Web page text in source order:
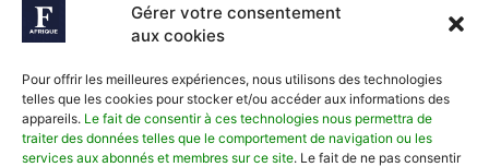
Gérer votre consentement
aux cookies
Pour offrir les meilleures expériences, nous utilisons des technologies
telles que les cookies pour stocker et/ou accéder aux informations des
appareils. Le fait de consentir à ces technologies nous permettra de
traiter des données telles que le comportement de navigation ou les
services aux abonnés et membres sur ce site. Le fait de ne pas consentir
5. Dans ces ateliers fonctionnant sur un modèle
hiérarchique, le maître supervisait généralement
souvent certaines parties de l’exécution à ses
assistants et apprentis. Cette pratique permettait de
répondre efficacement à la demande variée des
clients et d’honorer un grand nombre de commandes
dans des délais raisonnables.